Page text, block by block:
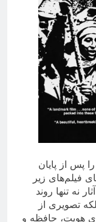
پس از پایان
فیلم‌های زیر
نه تنها روند
تصویری از
هویت، حافظه و